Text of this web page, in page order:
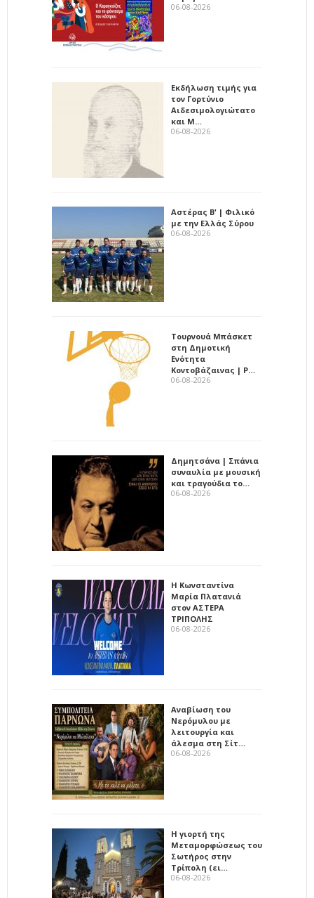
06-08-2026
Εκδήλωση τιμής για
τον Γορτύνιο
Αιδεσιμολογιώτατο
και Μ…
06-08-2026
Αστέρας Β' | Φιλικό
με την Ελλάς Σύρου
06-08-2026
Τουρνουά Μπάσκετ
στη Δημοτική
Ενότητα
Κοντοβάζαινας | Ρ…
06-08-2026
Δημητσάνα | Σπάνια
συναυλία με μουσική
και τραγούδια το…
06-08-2026
Η Κωνσταντίνα
Μαρία Πλατανιά
στον ΑΣΤΕΡΑ
ΤΡΙΠΟΛΗΣ
06-08-2026
Αναβίωση του
Νερόμυλου με
λειτουργία και
άλεσμα στη Σίτ…
06-08-2026
Η γιορτή της
Μεταμορφώσεως του
Σωτήρος στην
Τρίπολη (ει…
06-08-2026